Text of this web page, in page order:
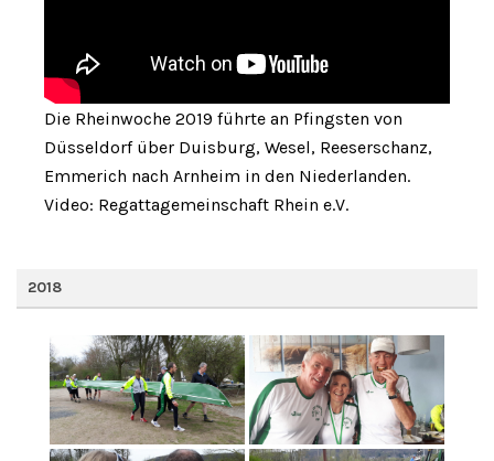
Die Rheinwoche 2019 führte an Pfingsten von
Düsseldorf über Duisburg, Wesel, Reeserschanz,
Emmerich nach Arnheim in den Niederlanden.
Video: Regattagemeinschaft Rhein e.V.
2018